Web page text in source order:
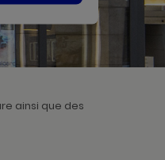
VENTE
ainsi que des